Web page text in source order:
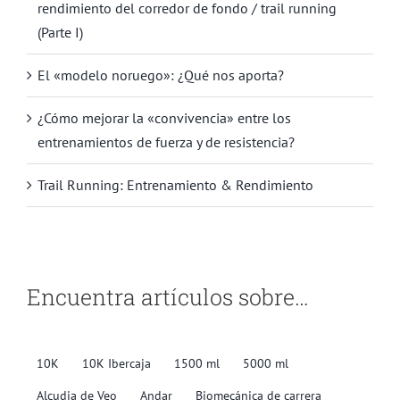
rendimiento del corredor de fondo / trail running
(Parte I)
El «modelo noruego»: ¿Qué nos aporta?
¿Cómo mejorar la «convivencia» entre los
entrenamientos de fuerza y de resistencia?
Trail Running: Entrenamiento & Rendimiento
Encuentra artículos sobre…
10K 10K Ibercaja 1500 ml
5000 ml
Alcudia de Veo
Andar
Biomecánica de carrera